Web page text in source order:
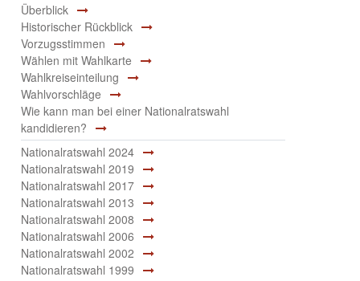
Überblick
Historischer Rückblick
Vorzugsstimmen
Wählen mit Wahlkarte
Wahlkreiseinteilung
Wahlvorschläge
Wie kann man bei einer Nationalratswahl
kandidieren?
Nationalratswahl 2024
Nationalratswahl 2019
Nationalratswahl 2017
Nationalratswahl 2013
Nationalratswahl 2008
Nationalratswahl 2006
Nationalratswahl 2002
Nationalratswahl 1999